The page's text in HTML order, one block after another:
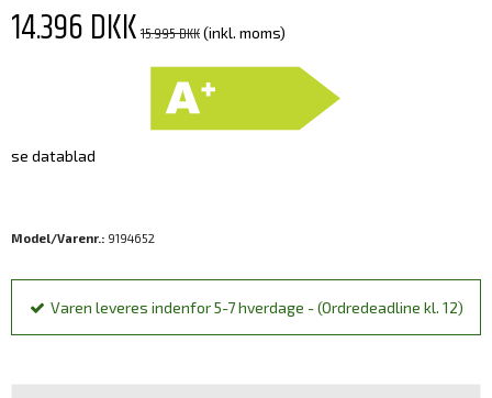
14.396 DKK15.995 DKK(inkl. moms)
se datablad
Model/Varenr.: 9194652
Varen leveres indenfor 5-7 hverdage - (Ordredeadline kl. 12)